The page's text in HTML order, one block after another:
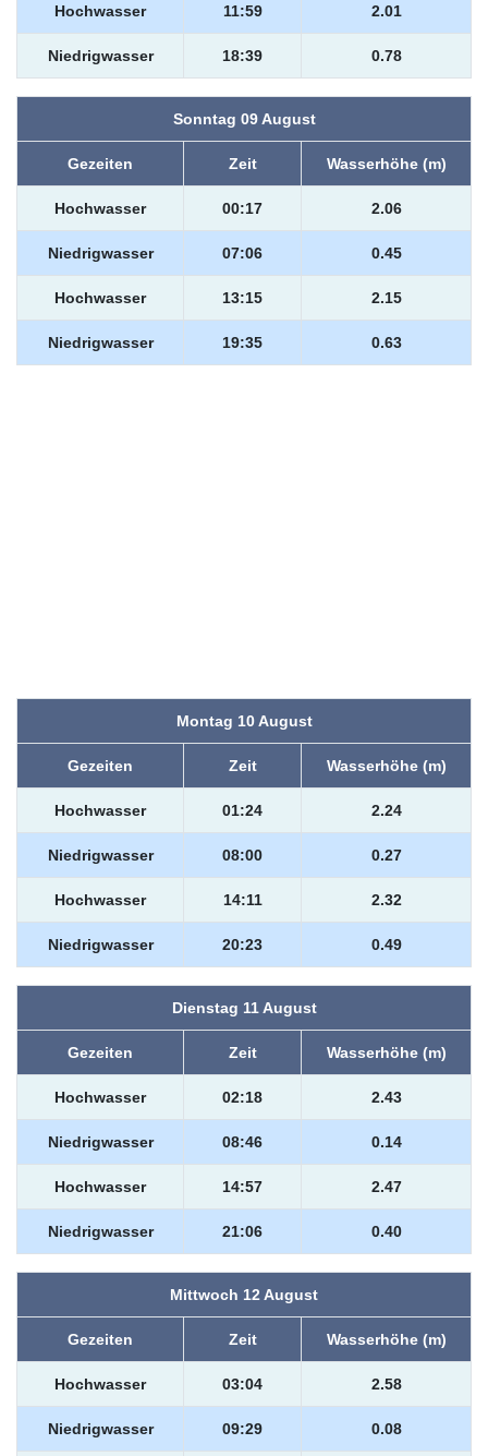
Hochwasser 11:59 2.01
Niedrigwasser 18:39 0.78
Sonntag 09 August
Gezeiten Zeit Wasserhöhe (m)
Hochwasser 00:17 2.06
Niedrigwasser 07:06 0.45
Hochwasser 13:15 2.15
Niedrigwasser 19:35 0.63
Montag 10 August
Gezeiten Zeit Wasserhöhe (m)
Hochwasser 01:24 2.24
Niedrigwasser 08:00 0.27
Hochwasser 14:11 2.32
Niedrigwasser 20:23 0.49
Dienstag 11 August
Gezeiten Zeit Wasserhöhe (m)
Hochwasser 02:18 2.43
Niedrigwasser 08:46 0.14
Hochwasser 14:57 2.47
Niedrigwasser 21:06 0.40
Mittwoch 12 August
Gezeiten Zeit Wasserhöhe (m)
Hochwasser 03:04 2.58
Niedrigwasser 09:29 0.08